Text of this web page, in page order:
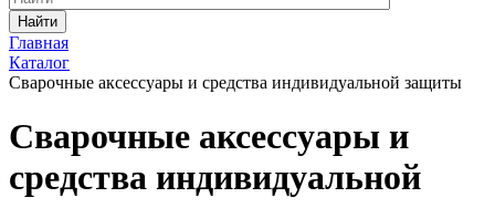
Найти
Главная
Каталог
Сварочные аксессуары и средства индивидуальной защиты
Сварочные аксессуары и
средства индивидуальной